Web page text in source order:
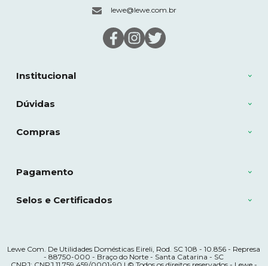
Institucional
Dúvidas
Compras
lewe@lewe.com.br
Pagamento
Selos e Certificados
Lewe Com. De Utilidades Domésticas Eireli, Rod. SC 108 - 10.856 - Represa
- 88750-000 - Braço do Norte - Santa Catarina - SC